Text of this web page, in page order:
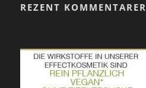
REZENT KOMMENTARER